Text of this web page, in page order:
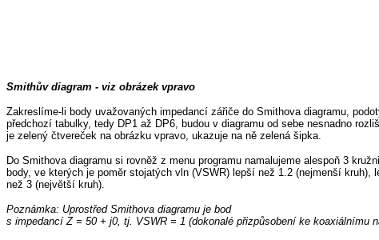
Smithův diagram - viz obrázek vpravo
Zakreslíme-li body uvažovaných impedancí zářiče do Smithova diagramu,
předchozí tabulky, tedy DP1 až DP6, budou v diagramu od sebe nesnadno
je zelený čtvereček na obrázku vpravo, ukazuje na ně zelená šipka.
Do Smithova diagramu si rovněž z menu programu namalujeme alespoň 3
body, ve kterých je poměr stojatých vln (VSWR) lepší než 1.2 (nejmenší kruh),
než 3 (největší kruh).
Poznámka: Uprostřed Smithova diagramu je bod
s impedancí Z = 50 + j0, tj. VSWR = 1 (dokonalé přizpůsobení ke koaxiálnímu